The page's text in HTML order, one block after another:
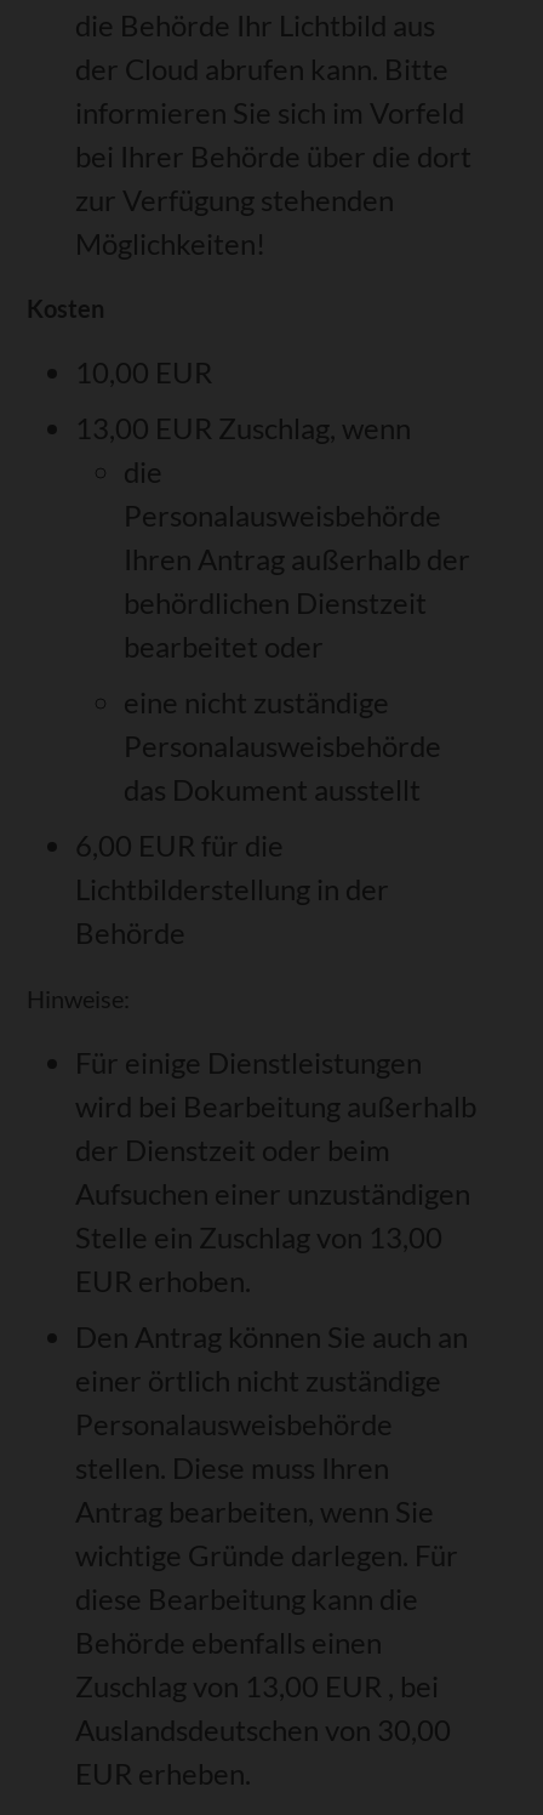
die Behörde Ihr Lichtbild aus
der Cloud abrufen kann. Bitte
informieren Sie sich im Vorfeld
bei Ihrer Behörde über die dort
zur Verfügung stehenden
Möglichkeiten!
Kosten
10,00 EUR
13,00 EUR Zuschlag, wenn
die
Personalausweisbehörde
Ihren Antrag außerhalb der
behördlichen Dienstzeit
bearbeitet oder
eine nicht zuständige
Personalausweisbehörde
das Dokument ausstellt
6,00 EUR für die
Lichtbilderstellung in der
Behörde
Hinweise:
Für einige Dienstleistungen
wird bei Bearbeitung außerhalb
der Dienstzeit oder beim
Aufsuchen einer unzuständigen
Stelle ein Zuschlag von 13,00
EUR erhoben.
Den Antrag können Sie auch an
einer örtlich nicht zuständige
Personalausweisbehörde
stellen. Diese muss Ihren
Antrag bearbeiten, wenn Sie
wichtige Gründe darlegen. Für
diese Bearbeitung kann die
Behörde ebenfalls einen
Zuschlag von 13,00 EUR
, bei
Auslandsdeutschen von 30,00
EUR erheben.